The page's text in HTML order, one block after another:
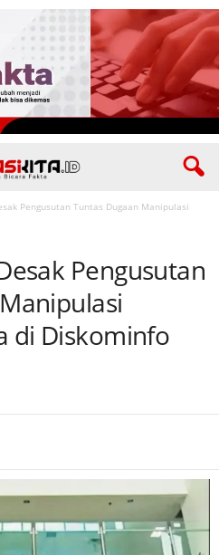
Pengusutan Tuntas Dugaan Manipulasi
Pengusutan
di Diskominfo